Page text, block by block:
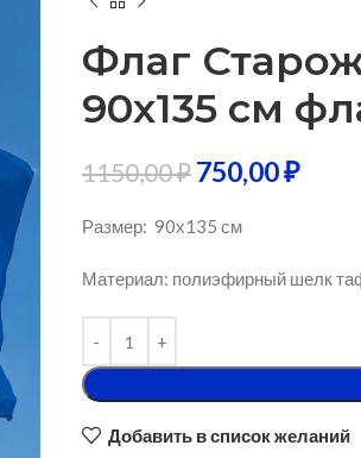
Флаг
90х135 см
1150,00₽ 750,00₽
Размер: 90х135 см
Материал: полиэфирный шелк
Добавить в список желаний